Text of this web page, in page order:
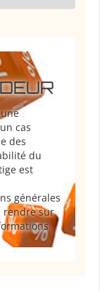
cas
des
du
est
générales
rendre sur